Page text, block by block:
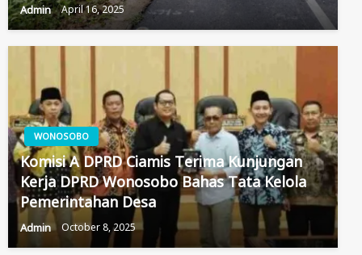
Admin April 16, 2025
WONOSOBO
Komisi A DPRD Ciamis Terima Kunjungan
Kerja DPRD Wonosobo Bahas Tata Kelola
Pemerintahan Desa
Admin October 8, 2025